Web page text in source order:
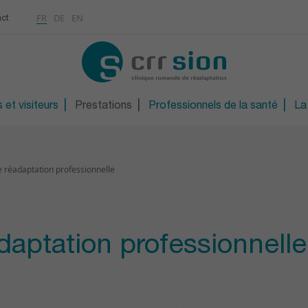
FR DE EN
et visiteurs Prestations
Orthopédie technique
Orthopédie technique
Professionnels de la santé
réadaptation professionnelle
professionnelle